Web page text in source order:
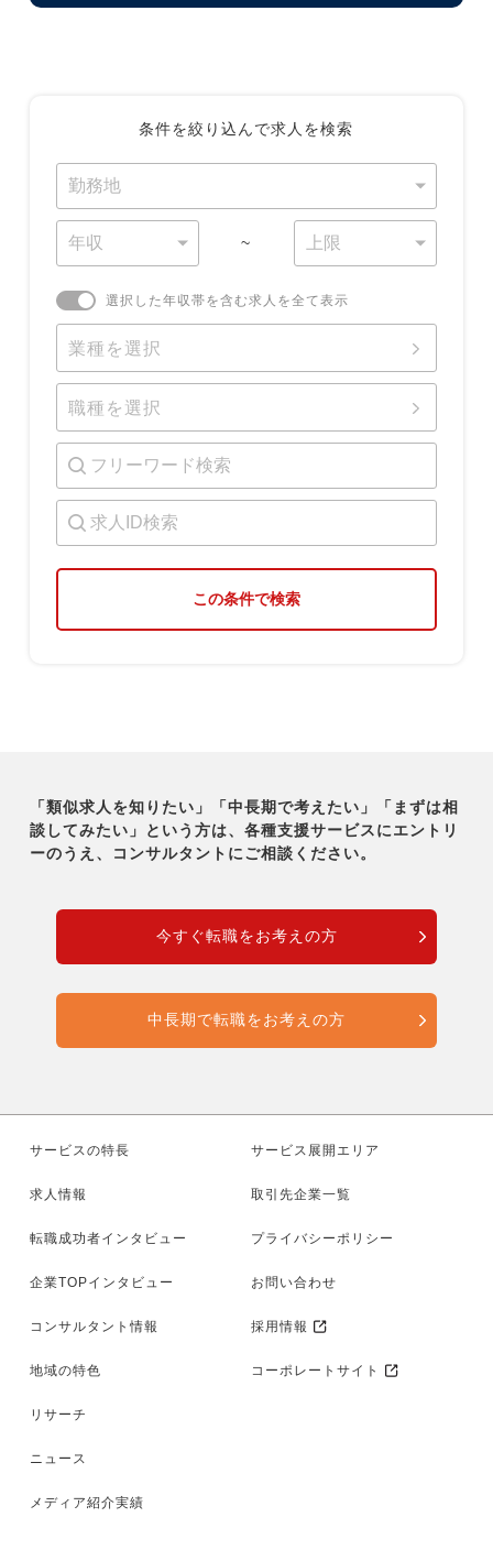
条件を絞り込んで求人を検索
~
選択した年収帯を含む求人を全て表示
業種を選択
職種を選択
この条件で検索
「類似求人を知りたい」「中長期で考えたい」「まずは相
談してみたい」という方は、各種支援サービスにエントリ
ーのうえ、コンサルタントにご相談ください。
今すぐ転職をお考えの方
中長期で転職をお考えの方
サービスの特長
求人情報
転職成功者インタビュー
企業TOPインタビュー
コンサルタント情報
地域の特色
リサーチ
ニュース
メディア紹介実績
サービス展開エリア
取引先企業一覧
プライバシーポリシー
お問い合わせ
採用情報
コーポレートサイト